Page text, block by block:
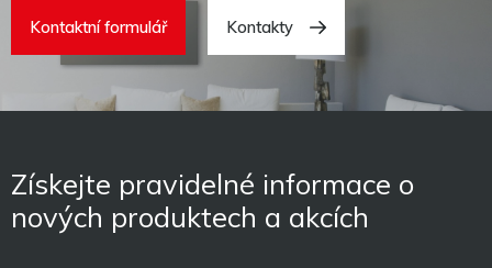
Kontaktní formulář Kontakty
Získejte pravidelné informace o
nových produktech a akcích